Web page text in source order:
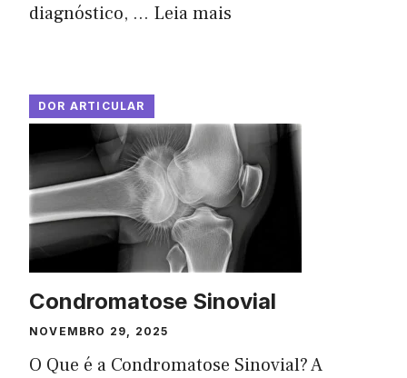
diagnóstico, ... Leia mais
DOR ARTICULAR
Condromatose Sinovial
NOVEMBRO 29, 2025
O Que é a Condromatose Sinovial? A